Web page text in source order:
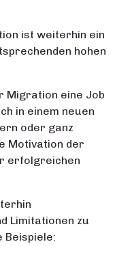
ist weiterhin ein
hohen
Migration eine Job
in einem neuen
oder ganz
Motivation der
erfolgreichen
Limitationen zu
Beispiele: